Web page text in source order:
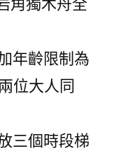
年齡限制為
位大人同
三個時段梯